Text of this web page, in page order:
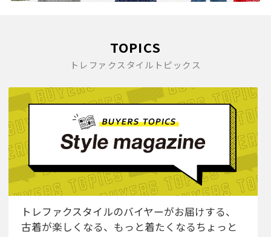
TOPICS
トレファクスタイルトピックス
トレファクスタイルのバイヤーがお届けする、
古着が楽しくなる、もっと着たくなるちょっと